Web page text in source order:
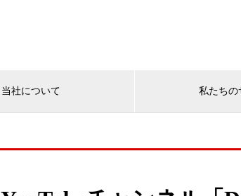
当社について 私たちの